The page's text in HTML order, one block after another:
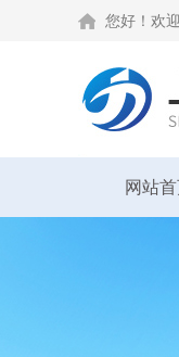
您好！欢
网站